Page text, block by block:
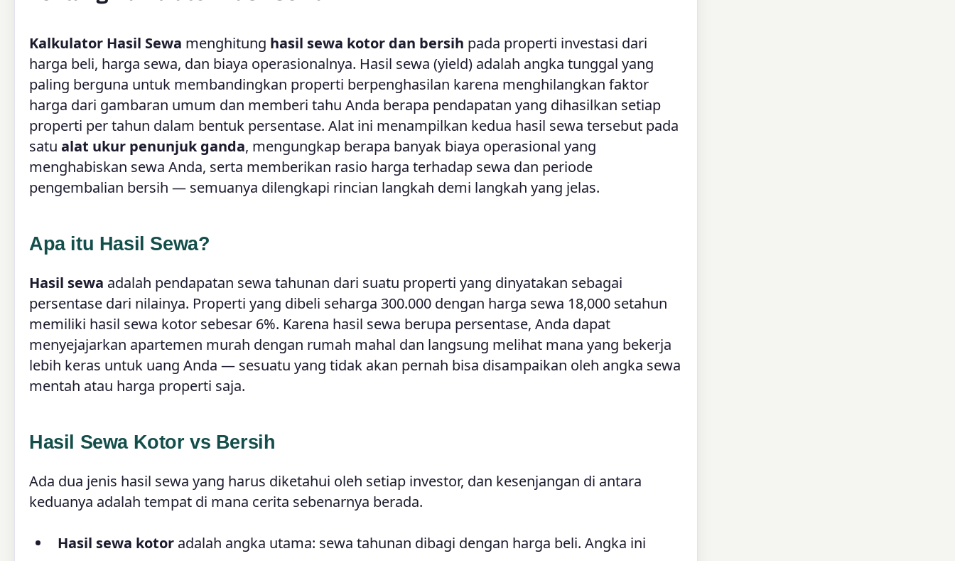
Kalkulator Hasil Sewa menghitung hasil sewa kotor dan bersih pada properti investasi dari
harga beli, harga sewa, dan biaya operasionalnya. Hasil sewa (yield) adalah angka tunggal yang
paling berguna untuk membandingkan properti berpenghasilan karena menghilangkan faktor
harga dari gambaran umum dan memberi tahu Anda berapa pendapatan yang dihasilkan setiap
properti per tahun dalam bentuk persentase. Alat ini menampilkan kedua hasil sewa tersebut pada
satu alat ukur penunjuk ganda, mengungkap berapa banyak biaya operasional yang
menghabiskan sewa Anda, serta memberikan rasio harga terhadap sewa dan periode
pengembalian bersih — semuanya dilengkapi rincian langkah demi langkah yang jelas.
Apa itu Hasil Sewa?
Hasil sewa adalah pendapatan sewa tahunan dari suatu properti yang dinyatakan sebagai
persentase dari nilainya. Properti yang dibeli seharga 300.000 dengan harga sewa 18,000 setahun
memiliki hasil sewa kotor sebesar 6%. Karena hasil sewa berupa persentase, Anda dapat
menyejajarkan apartemen murah dengan rumah mahal dan langsung melihat mana yang bekerja
lebih keras untuk uang Anda — sesuatu yang tidak akan pernah bisa disampaikan oleh angka sewa
mentah atau harga properti saja.
Hasil Sewa Kotor vs Bersih
Ada dua jenis hasil sewa yang harus diketahui oleh setiap investor, dan kesenjangan di antara
keduanya adalah tempat di mana cerita sebenarnya berada.
Hasil sewa kotor adalah angka utama: sewa tahunan dibagi dengan harga beli. Angka ini